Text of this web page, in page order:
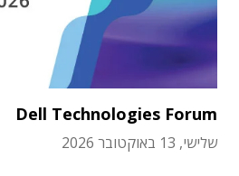
Dell Technologies Forum
שלישי, 13 באוקטובר 2026